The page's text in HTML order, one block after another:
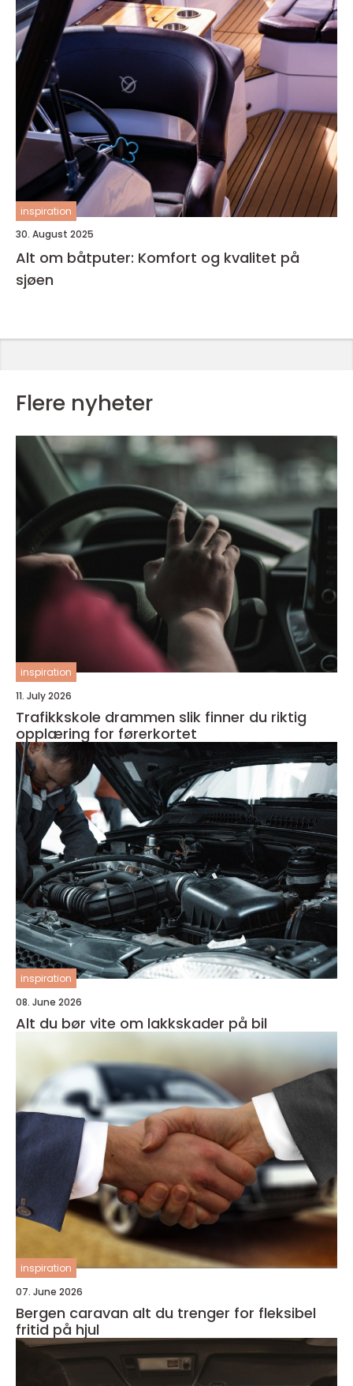
inspiration
30. August 2025
Alt om båtputer: Komfort og kvalitet på
sjøen
Flere nyheter
inspiration
11. July 2026
Trafikkskole drammen slik finner du riktig
opplæring for førerkortet
inspiration
08. June 2026
Alt du bør vite om lakkskader på bil
inspiration
07. June 2026
Bergen caravan alt du trenger for fleksibel
fritid på hjul